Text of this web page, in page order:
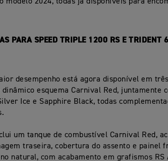
PARA SPEED TRIPLE 1200 RS E TRIDENT
desempenho está agora disponível em
esquema Carnival Red, juntamente
Ice e Sapphire Black, todas
um tanque de combustível Carnival Red,
traseira, cobertura do assento e painel
natural, com acabamento em grafismos RS